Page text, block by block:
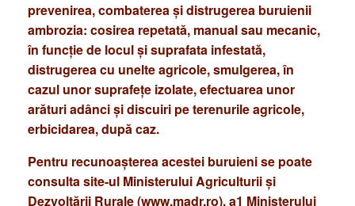
prevenirea,combatereașidistrugerea buruienii
ambrozia: cosirea repetată, manualsau mecanic,
în funcțiede loculșisuprafata infestată,
distrugereacu unelteagricole,smulgerea,în
cazul unorsuprafețe izolate,efectuarea unor
arături adâncișidiscuiri peterenurileagricole,
erbicidarea,dupăcaz.
Pentru recunoașterea acestei buruienise poate
consultasite-ul MinisteruluiAgriculturiiși
Dezvoltării Rurale (www.madr.ro),a1 Ministerului